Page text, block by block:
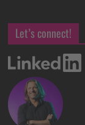
Let’s connect!